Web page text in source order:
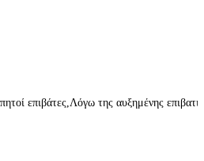
επιβάτες,Λόγω της αυξημένης επιβατικής